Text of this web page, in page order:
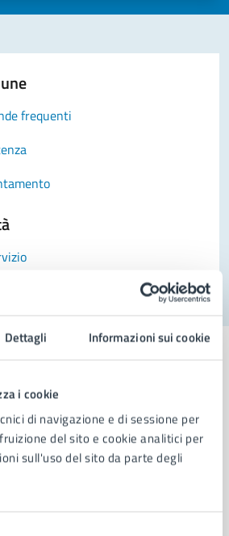
Dettagli Informazioni sui cookie
i cookie
di navigazione e di sessione per
del sito e cookie analitici per
sull'uso del sito da parte degli
frequenti